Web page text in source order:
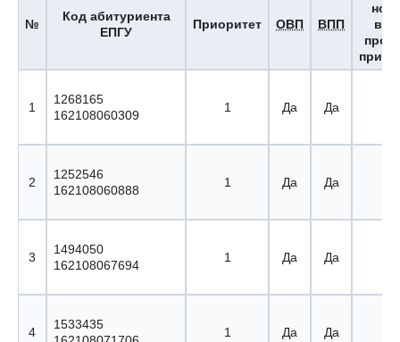
№
Код абитуриента
ЕПГУ
Приоритет ОВП ВПП
1
1268165
162108060309
1 Да Да
2
1252546
162108060888
1 Да Да
3
1494050
162108067694
1 Да Да
4
1533435
1 Да Да